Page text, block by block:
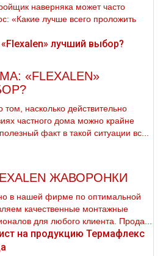
наверняка может часто
«Какие лучше всего проложить
«FLEXALEN»
насколько действительно
частного дома можно крайне
факт в такой ситуации вс...
ЖАВОРОНКИ
в нашей фирме по оптимальной
качественные мoнтaжные
для любого клиента. Прода...